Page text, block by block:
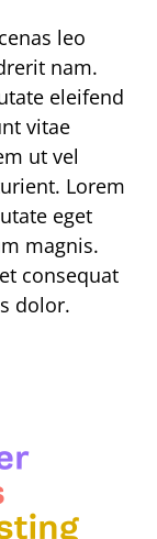
leo
nam.
eleifend
vitae
ut vel
Lorem
eget
magnis.
consequat
dolor.